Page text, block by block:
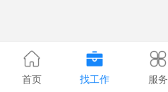
首页 找工作 服务